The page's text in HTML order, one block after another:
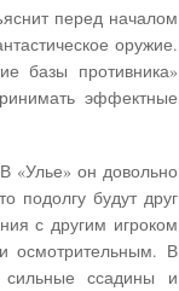
перед началом
оружие.
базы противника»
эффектные
«Улье» он довольно
подолгу будут друг
с другим игроком
осмотрительным. В
ссадины и